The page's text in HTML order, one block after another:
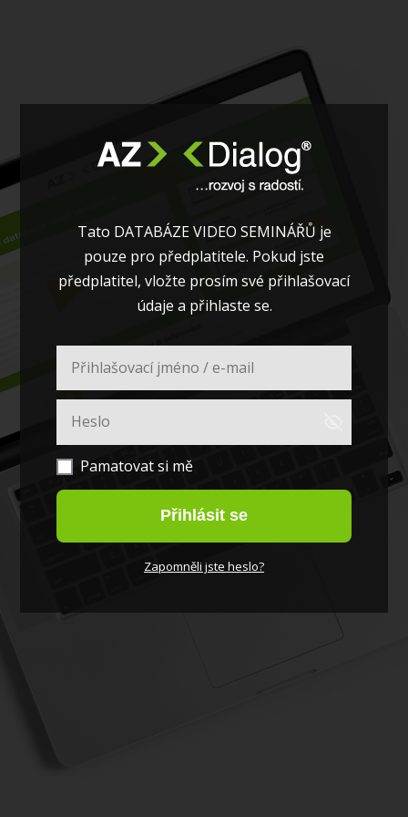
Tato DATABÁZE VIDEO SEMINÁŘŮ je
pouze pro předplatitele. Pokud jste
předplatitel, vložte prosím své přihlašovací
údaje a přihlaste se.
Pamatovat si mě
Přihlásit se
Zapomněli jste heslo?